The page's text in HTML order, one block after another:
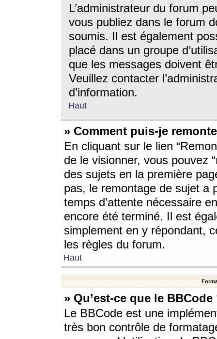
L’administrateur du forum
vous publiez dans le forum
soumis. Il est également
placé dans un groupe
que les messages doivent
Veuillez contacter
d’information.
Haut
» Comment puis-je
En cliquant sur le lien
de le visionner, vous pouvez
des sujets en la première
pas, le remontage de sujet a
temps d’attente nécessaire
encore été terminé. Il est
simplement en y répondant,
les règles du forum.
Haut
» Qu’est-ce que le BBCode
Le BBCode est une
très bon contrôle de